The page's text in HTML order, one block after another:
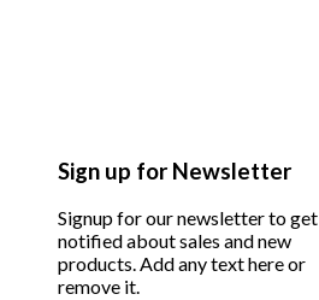
Sign up for Newsletter
Signup for our newsletter to get
notified about sales and new
products. Add any text here or
remove it.